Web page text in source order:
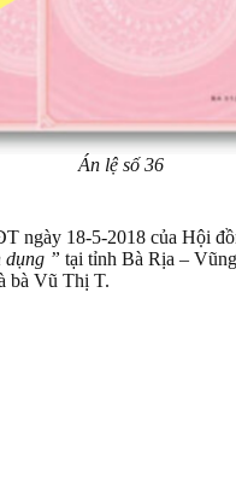
Án lệ số 36
ngày 18-5-2018 của Hội
dụng ” tại tỉnh Bà Rịa –
bà Vũ Thị T.